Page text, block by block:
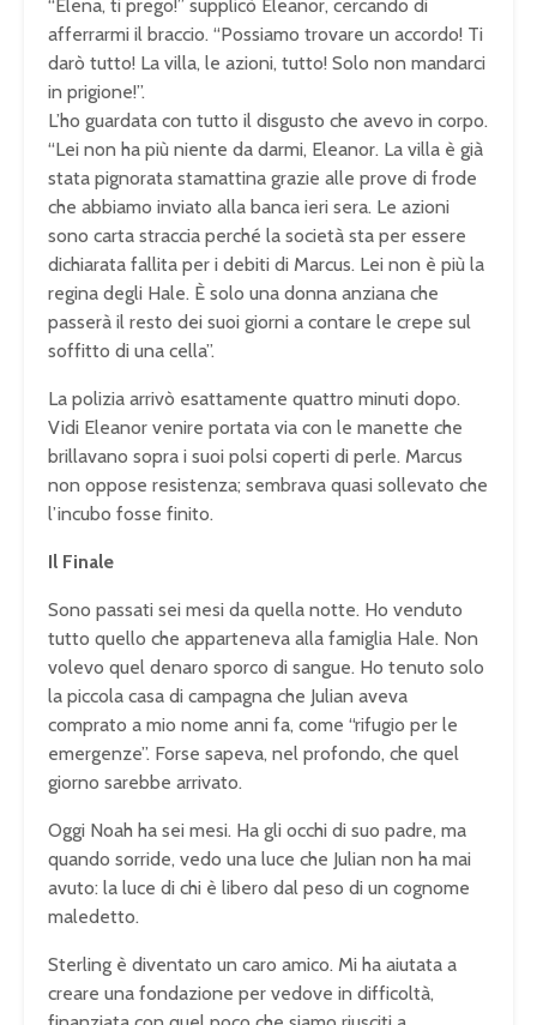
“Elena, ti prego!” supplicò Eleanor, cercando di
afferrarmi il braccio. “Possiamo trovare un accordo! Ti
darò tutto! La villa, le azioni, tutto! Solo non mandarci
in prigione!”.
L’ho guardata con tutto il disgusto che avevo in corpo.
“Lei non ha più niente da darmi, Eleanor. La villa è già
stata pignorata stamattina grazie alle prove di frode
che abbiamo inviato alla banca ieri sera. Le azioni
sono carta straccia perché la società sta per essere
dichiarata fallita per i debiti di Marcus. Lei non è più la
regina degli Hale. È solo una donna anziana che
passerà il resto dei suoi giorni a contare le crepe sul
soffitto di una cella”.
La polizia arrivò esattamente quattro minuti dopo.
Vidi Eleanor venire portata via con le manette che
brillavano sopra i suoi polsi coperti di perle. Marcus
non oppose resistenza; sembrava quasi sollevato che
l’incubo fosse finito.
Il Finale
Sono passati sei mesi da quella notte. Ho venduto
tutto quello che apparteneva alla famiglia Hale. Non
volevo quel denaro sporco di sangue. Ho tenuto solo
la piccola casa di campagna che Julian aveva
comprato a mio nome anni fa, come “rifugio per le
emergenze”. Forse sapeva, nel profondo, che quel
giorno sarebbe arrivato.
Oggi Noah ha sei mesi. Ha gli occhi di suo padre, ma
quando sorride, vedo una luce che Julian non ha mai
avuto: la luce di chi è libero dal peso di un cognome
maledetto.
Sterling è diventato un caro amico. Mi ha aiutata a
creare una fondazione per vedove in difficoltà,